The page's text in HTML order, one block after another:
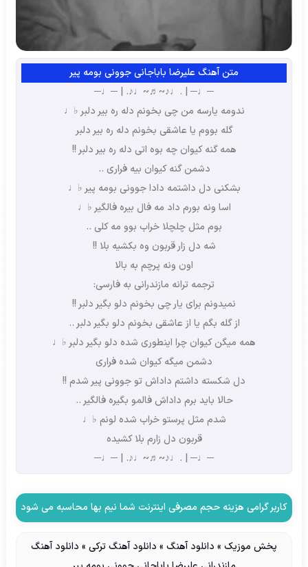
متن آهنگ علیرضا باباجانی جوونی بومه پیر
─♩─ | .♩♪~♬~♩♪. | ─♩─
ندومه یارسه من چی بخونم دله ره بیر دلبر ♭♩
گله بووم یا عاشقی بخونم دله ره بیر دلبر
همه گنه کیوان چه بوه اتی دله ره بیر دلبر !!
دشمن گنه کیوان بیه فراری ..
بشکنی دل داشتمه دادا جوونی بومه پیر ♭♩
اسا ونه بورم داد مه فال بیره فالگیر ♭♩
بوم مثل چلچلا خراب بوو مه کلی ..
شه دل زار قربون وه بکشیه بلا !!
اون ونه پرچم به بالا
ترجمه ترانه مازندرانی به فارسی:
نمیدونم برای یار چی بخونم دلو بگیر دلبر !!
از گله بگم یا از عاشقی بخونم دلو بگیر دلبر ..
همه میگن کیوان چرا اینطوری شده دلو بگیر دلبر ♭♩
دشمن میگه کیوان شده فراری
دل شکسته داشتم داداش تو جوونی پیر شدم !!
حالا باید برم داداش فالمو بگیره فالگیر ..
شدم مثل پرستو خراب شده لونم ♭♩
قربون دل زارم بلا کشیده
─♩─ | .♩♪~♬~♩♪. | ─♩─
کاربر گرامی هزینه حجم مصرفی اینترنت شما نیم بها محاسبه می شود
پخش موزیک » دانلود آهنگ » دانلود آهنگ ترکی » دانلود آهنگ